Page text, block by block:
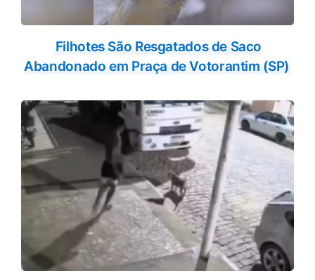
Filhotes São Resgatados de Saco
Abandonado em Praça de Votorantim (SP)